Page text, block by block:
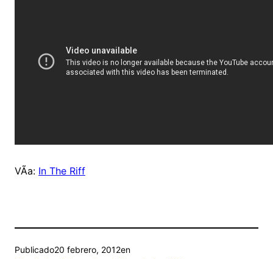
VÃ­a: In The Riff
Publicado20 febrero, 2012en